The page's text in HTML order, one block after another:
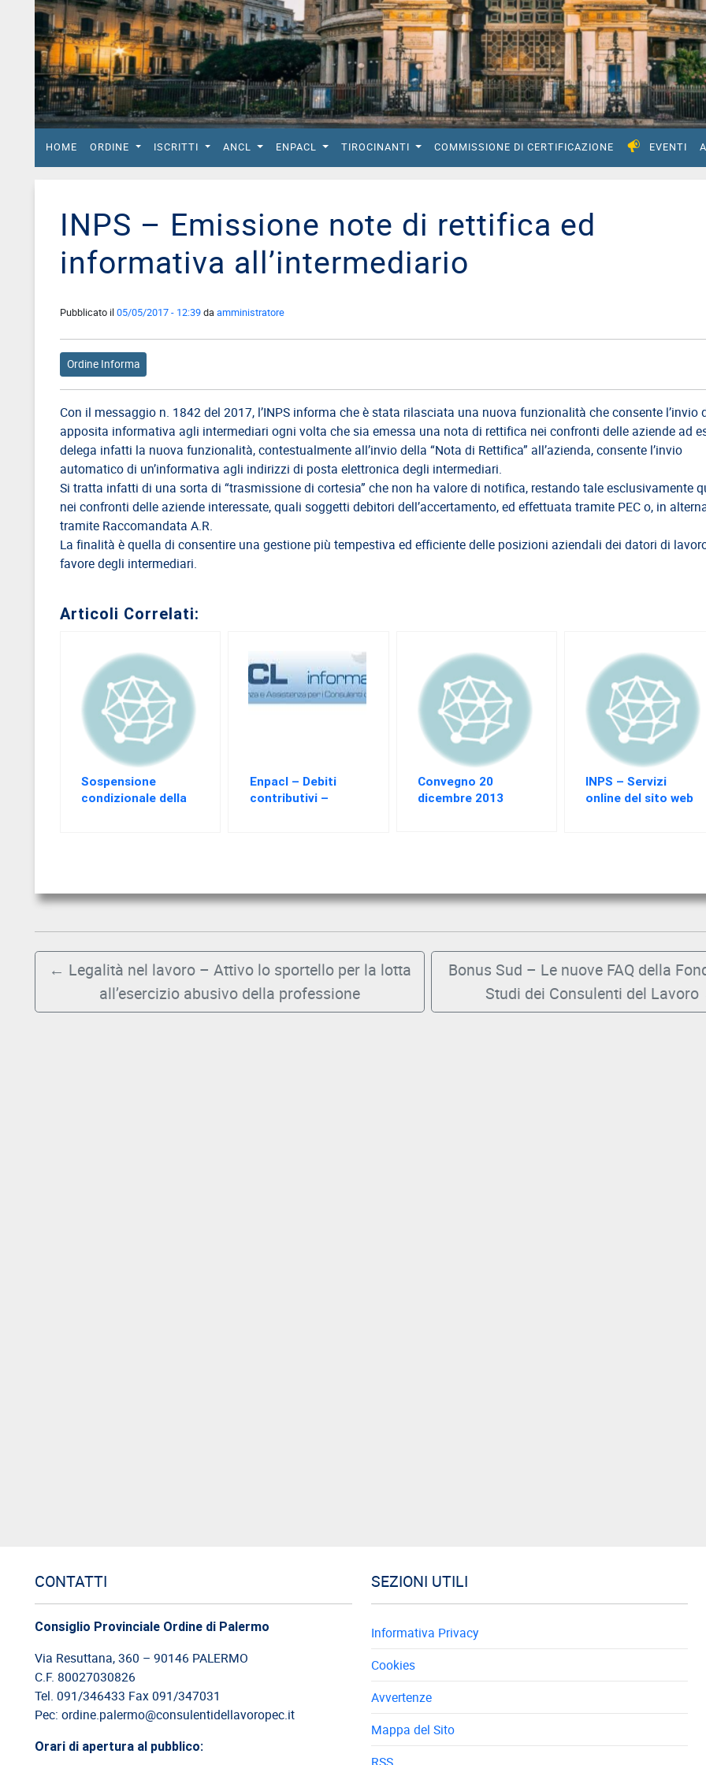
HOME ORDINE ISCRITTI ANCL ENPACL TIROCINANTI COMMISSIONE DI CERTIFICAZIONE EVENTI
del
Lavoro
Ricerca
Iscritti
Modulistica
Norme
e
Regolamenti
Direttivo
A.S.G.C.D.L.
Direttivo
Documenti
ASGCDL
TIROCINANTI
Tirocinanti
Banca
Tirocinanti
Normativa
CERTIFICAZIONE
INPS – Emissione note di rettifica ed
informativa all’intermediario
Pubblicato il05/05/2017 - 12:39daamministratore
Ordine Informa
Con il messaggio n. 1842 del 2017, l’INPS informa che è stata rilasciata una nuova funzionalità che consente l’invio
apposita informativa agli intermediari ogni volta che sia emessa una nota di rettifica nei confronti delle aziende ad
delega infatti la nuova funzionalità, contestualmente all’invio della “Nota di Rettifica” all’azienda, consente l’invio
automatico di un’informativa agli indirizzi di posta elettronica degli intermediari.
Si tratta infatti di una sorta di “trasmissione di cortesia” che non ha valore di notifica, restando tale esclusivamente
nei confronti delle aziende interessate, quali soggetti debitori dell’accertamento, ed effettuata tramite PEC o, in
tramite Raccomandata A.R.
La finalità è quella di consentire una gestione più tempestiva ed efficiente delle posizioni aziendali dei datori di
favore degli intermediari.
Articoli Correlati:
Sospensione
condizionale della
Enpacl – Debiti
contributivi –
Convegno 20
dicembre 2013
INPS – Servizi
online del sito web
domenica 7
← Legalità nel lavoro – Attivo lo sportello per la lotta
all’esercizio abusivo della professione
Bonus Sud – Le nuove FAQ della
Studi dei Consulenti del Lavoro
CONTATTI
Consiglio Provinciale Ordine di Palermo
Via Resuttana, 360 – 90146 PALERMO
C.F. 80027030826
Tel. 091/346433 Fax 091/347031
Pec: ordine.palermo@consulentidellavoropec.it
Orari di apertura al pubblico:
SEZIONI UTILI
Informativa Privacy
Cookies
Avvertenze
Mappa del Sito